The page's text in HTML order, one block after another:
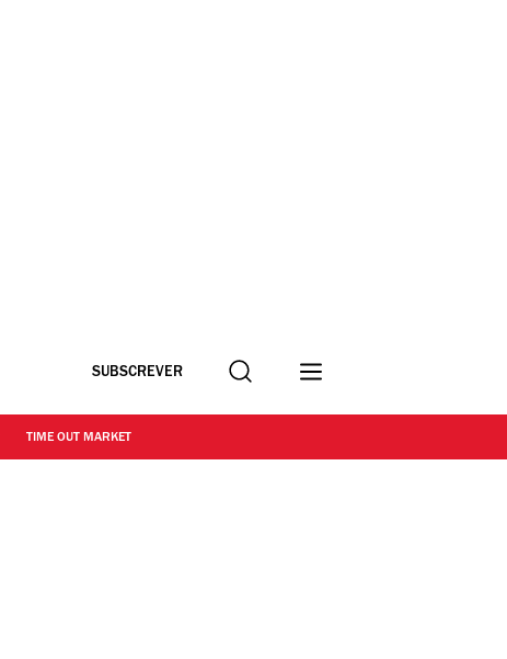
SUBSCREVER Procurar
TIME OUT MARKET